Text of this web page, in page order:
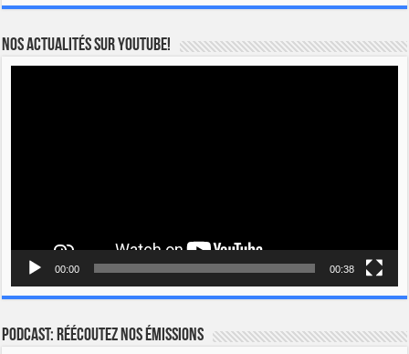
Nos actualités sur YOUTUBE!
00:00 00:38
Podcast: Réécoutez nos émissions